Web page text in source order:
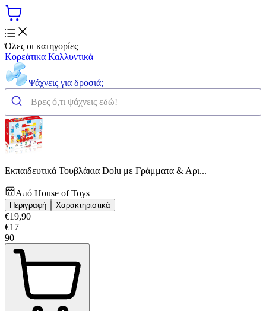
Όλες οι κατηγορίες
Κορεάτικα Καλλυντικά
Ψάχνεις για δροσιά;
Εκπαιδευτικά Τουβλάκια Dolu με Γράμματα & Αρι...
Από House of Toys
Περιγραφή Χαρακτηριστικά
€19,90
€17
90